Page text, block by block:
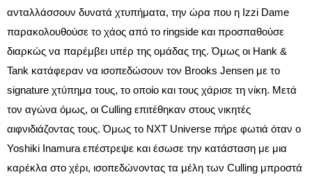
ανταλλάσσουν δυνατά χτυπήματα, την ώρα που η Izzi Dame
παρακολουθούσε το χάος από το ringside και προσπαθούσε
διαρκώς να παρέμβει υπέρ της ομάδας της. Όμως οι Hank &
Tank κατάφεραν να ισοπεδώσουν τον Brooks Jensen με το
signature χτύπημα τους, το οποίο και τους χάρισε τη νίκη. Μετά
τον αγώνα όμως, οι Culling επιτέθηκαν στους νικητές
αιφνιδιάζοντας τους. Όμως το NXT Universe πήρε φωτιά όταν ο
Yoshiki Inamura επέστρεψε και έσωσε την κατάσταση με μια
καρέκλα στο χέρι, ισοπεδώνοντας τα μέλη των Culling μπροστά